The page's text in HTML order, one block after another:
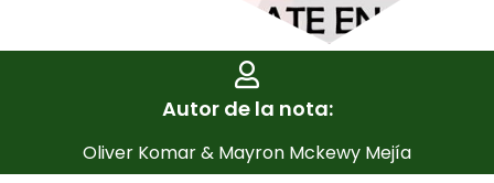
Autor de la nota:
Oliver Komar & Mayron Mckewy Mejía